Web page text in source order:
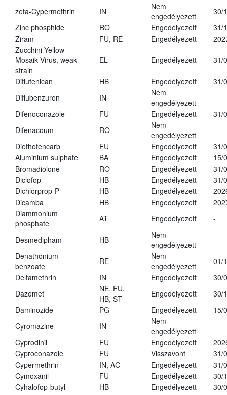
zeta-Cypermethrin IN
Nem
engedélyezett
30/
Zinc phosphide
RO Engedélyezett
31/
Ziram
FU, RE Engedélyezett
Zucchini Yellow
Mosaik Virus, weak
strain
EL Engedélyezett 31/
Diflufenican HB Engedélyezett
31/
Diflubenzuron
IN
Nem
engedélyezett
Difenoconazole
FU Engedélyezett
31/
Difenacoum
RO
Nem
engedélyezett
Diethofencarb
FU Engedélyezett
31/
Aluminium sulphate
BA Engedélyezett
15/
Bromadiolone
RO Engedélyezett
31/
Diclofop
HB Engedélyezett
31/
Dichlorprop-P
HB Engedélyezett
Dicamba
HB Engedélyezett
Diammonium
phosphate
AT Engedélyezett -
Desmedipham HB
Nem
engedélyezett
-
Denathonium
benzoate
RE
Nem
engedélyezett
01/
Deltamethrin
IN Engedélyezett
30/
Dazomet
NE, FU,
HB, ST
Engedélyezett
30/
Daminozide
PG Engedélyezett
15/
Cyromazine
IN
Nem
engedélyezett
Cyprodinil
FU Engedélyezett
Cyproconazole
FU Visszavont
31/
Cypermethrin
IN, AC Engedélyezett
31/
Cymoxanil
FU Engedélyezett
30/
Cyhalofop-butyl
HB Engedélyezett
30/